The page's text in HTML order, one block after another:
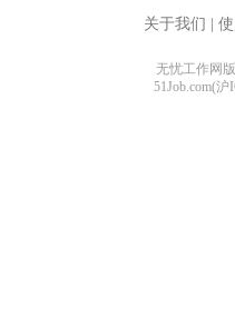
关于我们
无忧工作网
51Job.com(沪